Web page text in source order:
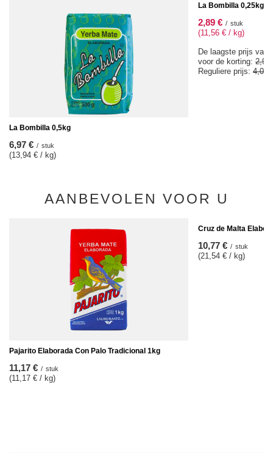
La Bombilla 0,5kg
6,97 € / stuk
(13,94 € / kg)
La Bombilla 0,25kg
2,89 € / stuk
(11,56 € / kg)
De laagste prijs van
voor de korting: 2,92
Reguliere prijs: 4,07
AANBEVOLEN VOOR U
Pajarito Elaborada Con Palo Tradicional 1kg
11,17 € / stuk
(11,17 € / kg)
Cruz de Malta
10,77 € / stuk
(21,54 € / kg)